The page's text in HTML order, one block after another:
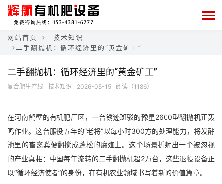
网站首页
技术知识
二手翻抛机：循环经济里的“黄金矿工”
二手翻抛机：循环经济里的“黄金矿工”
复合肥生产线 技术知识 2026-05-15 阅读（1186）
在河南鹤壁的有机肥厂区，一台锈迹斑驳的豫星2600型翻抛机正轰
鸣作业。这台服役五年的“老将”以每小时300方的处理能力，将发酵
池里的畜禽粪便翻搅成蓬松的腐殖土。这个场景折射出一个被忽视
的产业真相：中国每年流转的二手翻抛机超2万台，这些退役设备正
以“循环经济使者”的身份，在有机农业领域书写着新的价值篇章。